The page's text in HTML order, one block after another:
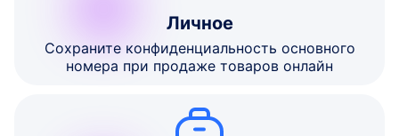
Личное
Сохраните конфиденциальность основного
номера при продаже товаров онлайн